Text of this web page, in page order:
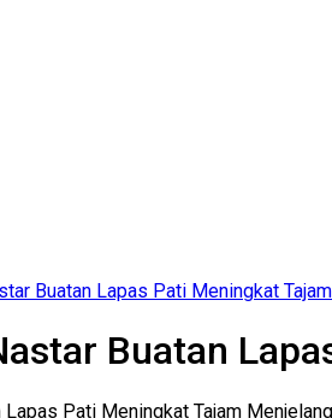
Buatan Lapas Pati Meningkat
Buatan